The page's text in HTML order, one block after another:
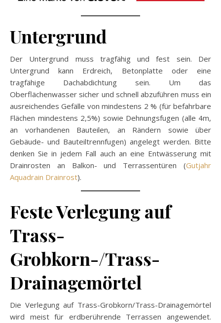
Untergrund
Der Untergrund muss tragfähig und fest sein. Der
Untergrund kann Erdreich, Betonplatte oder eine
tragfähige Dachabdichtung sein. Um das
Oberflächenwasser sicher und schnell abzuführen muss ein
ausreichendes Gefälle von mindestens 2 % (für befahrbare
Flächen mindestens 2,5%) sowie Dehnungsfugen (alle 4m,
an vorhandenen Bauteilen, an Rändern sowie über
Gebäude- und Bauteiltrennfugen) angelegt werden. Bitte
denken Sie in jedem Fall auch an eine Entwässerung mit
Drainrosten an Balkon- und Terrassentüren (Gutjahr
Aquadrain Drainrost).
Feste Verlegung auf
Trass-
Grobkorn-/Trass-
Drainagemörtel
Die Verlegung auf Trass-Grobkorn/Trass-Drainagemörtel
wird meist für erdberührende Terrassen angewendet.